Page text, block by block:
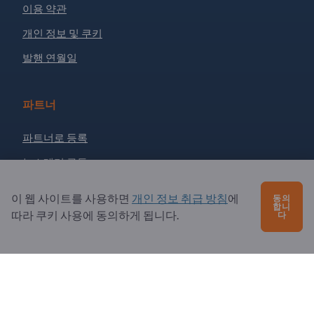
이용 약관
개인 정보 및 쿠키
발행 연월일
파트너
파트너로 등록
뉴스레터 구독
문의?
이 웹 사이트를 사용하면 개인 정보 취급 방침에
따라 쿠키 사용에 동의하게 됩니다.
동의
합니
다